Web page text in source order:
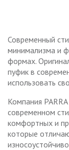
Современный
минимализма и
формах.
пуфик в
использовать
Компания
современном
комфортных и
которые